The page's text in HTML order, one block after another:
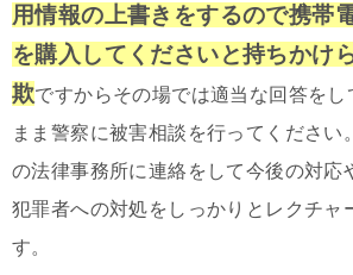
用情報の上書きをするので携帯
を購入してくださいと持ちかけ
欺ですからその場では適当な回答を
まま警察に被害相談を行ってください
の法律事務所に連絡をして今後の対応
犯罪者への対処をしっかりとレクチャ
す。